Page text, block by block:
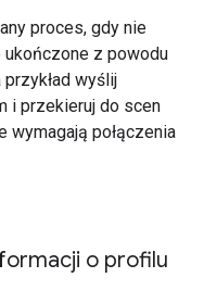
proces, gdy nie
ukończone z powodu
wyślij
i przekieruj do scen
wymagają połączenia
o profilu